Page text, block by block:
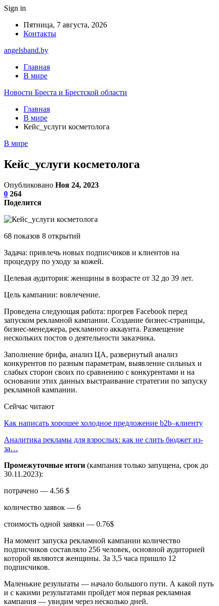
Sign in
Пятница, 7 августа, 2026
Контакты
angelsband.by
Главная
В мире
Новости Бреста и Брестской области
Главная
В мире
Кейс_услуги косметолога
В мире
Кейс_услуги косметолога
Опубликовано Ноя 24, 2023
0 264
Поделится
68 показов 8 открытий
Задача: привлечь новых подписчиков и клиентов на
процедуру по уходу за кожей.
Целевая аудитория: женщины в возрасте от 32 до 39 лет.
Цель кампании: вовлечение.
Проведена следующая работа: прогрев Facebook перед
запуском рекламной кампании. Создание бизнес-страницы,
бизнес-менеджера, рекламного аккаунта. Размещение
нескольких постов о деятельности заказчика.
Заполнение брифа, анализ ЦА, развернутый анализ
конкурентов по разным параметрам, выявление сильных и
слабых сторон своих по сравнению с конкурентами и на
основании этих данных выстраивание стратегии по запуску
рекламной кампании.
Сейчас читают
Как написать хорошее холодное предложение b2b–клиенту
Аналитика рекламы для взрослых: как не слить бюджет из-
за…
Промежуточные итоги (кампания только запущена, срок до
30.11.2023):
потрачено — 4.56 $
количество заявок — 6
стоимость одной заявки — 0.76$
На момент запуска рекламной кампании количество
подписчиков составляло 256 человек, основной аудиторией
которой являются женщины. За 3,5 часа пришло 12
подписчиков.
Маленькие результаты — начало большого пути. А какой путь
и с какими результатами пройдет моя первая рекламная
кампания — увидим через несколько дней.